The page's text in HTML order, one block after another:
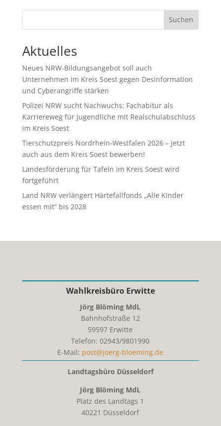
Suchen
Aktuelles
Neues NRW-Bildungsangebot soll auch
Unternehmen im Kreis Soest gegen Desinformation
und Cyberangriffe stärken
Polizei NRW sucht Nachwuchs: Fachabitur als
Karriereweg für Jugendliche mit Realschulabschluss
im Kreis Soest
Tierschutzpreis Nordrhein-Westfalen 2026 – Jetzt
auch aus dem Kreis Soest bewerben!
Landesförderung für Tafeln im Kreis Soest wird
fortgeführt
Land NRW verlängert Härtefallfonds „Alle Kinder
essen mit“ bis 2028
Wahlkreisbüro Erwitte
Jörg Blöming MdL
Bahnhofstraße 12
59597 Erwitte
Telefon: 02943/9801990
E-Mail: post@joerg-bloeming.de
Landtagsbüro Düsseldorf
Jörg Blöming MdL
Platz des Landtags 1
40221 Düsseldorf